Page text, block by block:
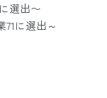
選出〜
に選出～